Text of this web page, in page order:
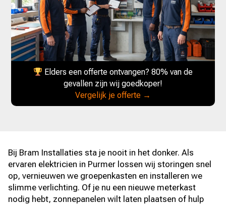
Elders een offerte ontvangen? 80% van de
gevallen zijn wij goedkoper!
Vergelijk je offerte →
Bij Bram Installaties sta je nooit in het donker. Als
ervaren elektricien in Purmer lossen wij storingen snel
op, vernieuwen we groepenkasten en installeren we
slimme verlichting. Of je nu een nieuwe meterkast
nodig hebt, zonnepanelen wilt laten plaatsen of hulp